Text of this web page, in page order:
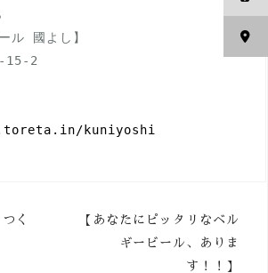
ル 國よし】
kuniyoshi
く
【あなたにピッタリなベル
ギービール、ありま
す！！】